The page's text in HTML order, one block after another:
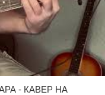
- КАВЕР НА